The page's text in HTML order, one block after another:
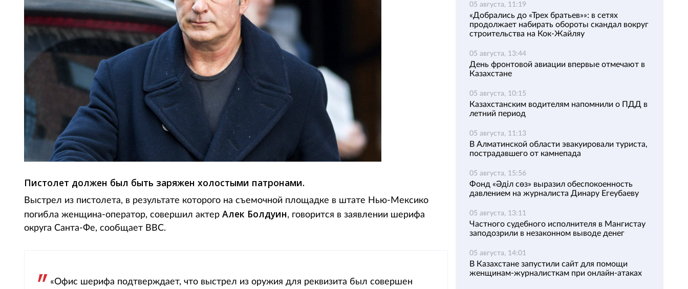
Пистолет должен был быть заряжен холостыми патронами.
Выстрел из пистолета, в результате которого на съемочной площадке в штате Нью-Мексико
погибла женщина-оператор, совершил актер Алек Болдуин, говорится в заявлении шерифа
округа Санта-Фе, сообщает ВВС.
«Офис шерифа подтверждает, что выстрел из оружия для реквизита был совершен
05 августа, 11:19
«Добрались до «Трех братьев»»: в сетях
продолжает набирать обороты скандал вокруг
строительства на Кок-Жайляу
05 августа, 13:44
День фронтовой авиации впервые отмечают в
Казахстане
05 августа, 10:15
Казахстанским водителям напомнили о ПДД в
летний период
05 августа, 11:13
В Алматинской области эвакуировали туриста,
пострадавшего от камнепада
05 августа, 15:56
Фонд «Әділ сөз» выразил обеспокоенность
давлением на журналиста Динару Егеубаеву
05 августа, 13:11
Частного судебного исполнителя в Мангистау
заподозрили в незаконном выводе денег
05 августа, 14:01
В Казахстане запустили сайт для помощи
женщинам-журналисткам при онлайн-атаках